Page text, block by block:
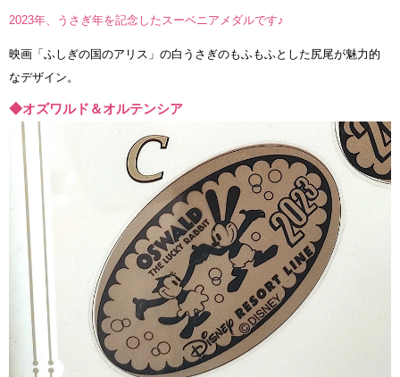
2023年、うさぎ年を記念したスーベニアメダルです♪
映画「ふしぎの国のアリス」の白うさぎのもふもふとした尻尾が魅力的
なデザイン。
◆オズワルド＆オルテンシア